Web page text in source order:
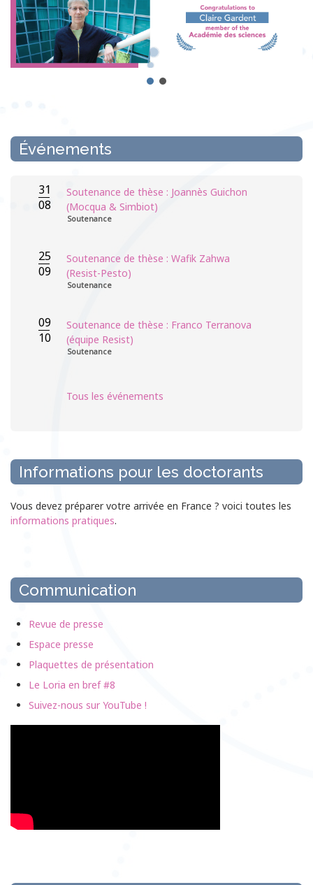
Événements
31
08
Soutenance de thèse : Joannès Guichon
(Mocqua & Simbiot)
Soutenance
25
09
Soutenance de thèse : Wafik Zahwa
(Resist-Pesto)
Soutenance
09
10
Soutenance de thèse : Franco Terranova
(équipe Resist)
Soutenance
Tous les événements
Informations pour les doctorants
Vous devez préparer votre arrivée en France ? voici toutes les
informations pratiques.
Communication
Revue de presse
Espace presse
Plaquettes de présentation
Le Loria en bref #8
Suivez-nous sur YouTube !